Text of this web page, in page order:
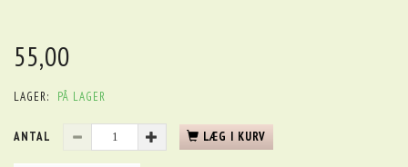
55,00
LAGER: PÅ LAGER
ANTAL LÆG I KURV